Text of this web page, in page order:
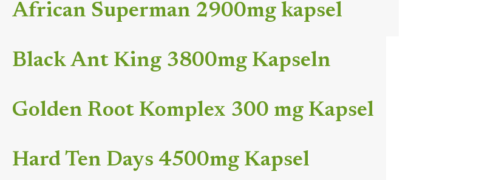
African Superman 2900mg kapsel
Black Ant King 3800mg Kapseln
Golden Root Komplex 300 mg Kapsel
Hard Ten Days 4500mg Kapsel